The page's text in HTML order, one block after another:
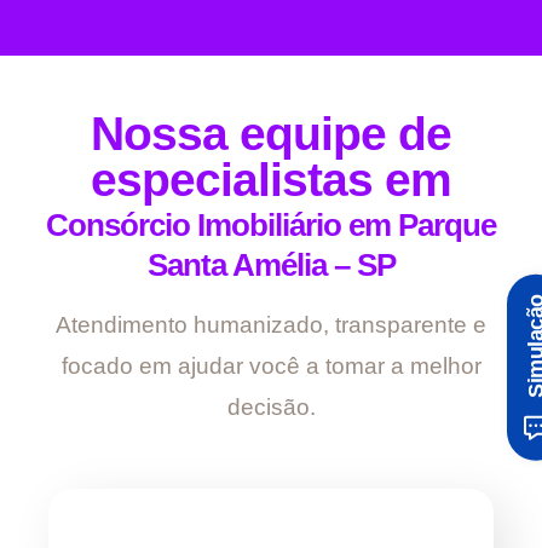
Nossa equipe de
especialistas em
Consórcio Imobiliário em Parque
Santa Amélia – SP
Atendimento humanizado, transparente e
focado em ajudar você a tomar a melhor
decisão.